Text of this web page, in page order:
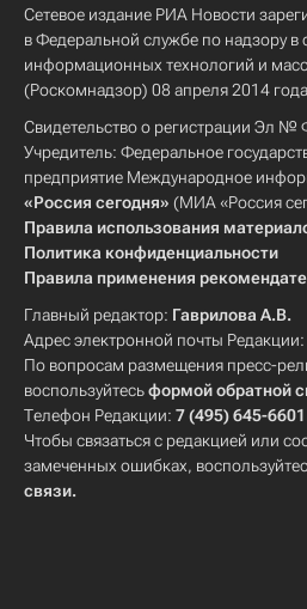
Сетевое издание РИА Новости
в Федеральной службе по надзору в
информационных технологий и
(Роскомнадзор) 08 апреля 2014
Свидетельство о регистрации Эл
Учредитель: Федеральное
предприятие Международное
«Россия сегодня» (МИА «Россия
Правила использования
Политика конфиденциальности
Правила применения
Главный редактор: Гаврилова А.В.
Адрес электронной почты Редакции:
По вопросам размещения пресс-
воспользуйтесьформой обратной
Телефон Редакции: 7 (495) 645-6601
Чтобы связаться с редакцией или
замеченных ошибках,
связи.